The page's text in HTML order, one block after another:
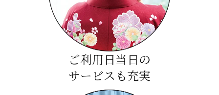
ご利用日当日の
サービスも充実